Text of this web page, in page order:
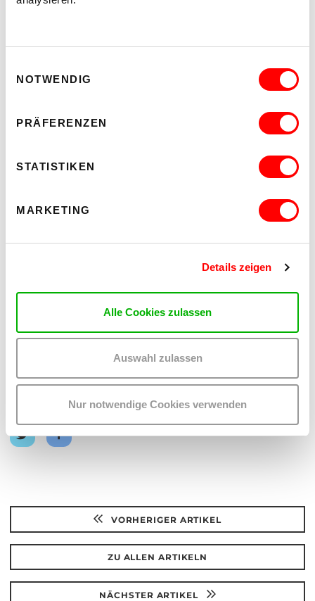
NOTWENDIG
PRÄFERENZEN
STATISTIKEN
MARKETING
Details zeigen
Alle Cookies zulassen
Auswahl zulassen
Nur notwendige Cookies verwenden
WUK work.space
Auf
Twitter
Auf
Facebook
VORHERIGER ARTIKEL
ZU ALLEN ARTIKELN
NÄCHSTER ARTIKEL